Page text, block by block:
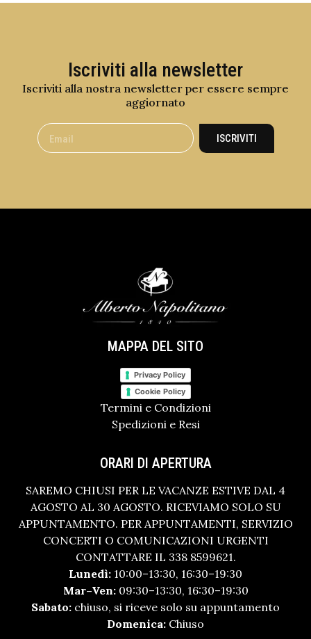
Iscriviti alla newsletter
Iscriviti alla nostra newsletter per essere sempre
aggiornato
ISCRIVITI
MAPPA DEL SITO
Privacy Policy
Cookie Policy
Termini e Condizioni
Spedizioni e Resi
ORARI DI APERTURA
SAREMO CHIUSI PER LE VACANZE ESTIVE DAL 4
AGOSTO AL 30 AGOSTO. RICEVIAMO SOLO SU
APPUNTAMENTO. PER APPUNTAMENTI, SERVIZIO
CONCERTI O COMUNICAZIONI URGENTI
CONTATTARE IL 338 8599621.
Lunedì: 10:00–13:30, 16:30–19:30
Mar–Ven:09:30–13:30, 16:30–19:30
Sabato: chiuso, si riceve solo su appuntamento
Domenica: Chiuso